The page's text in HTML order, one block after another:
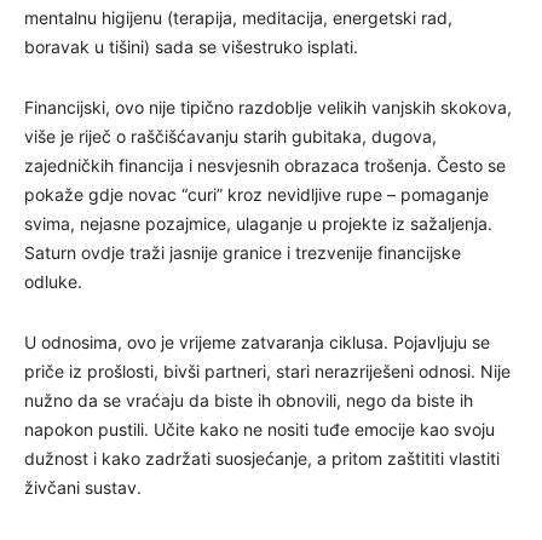
mentalnu higijenu (terapija, meditacija, energetski rad,
boravak u tišini) sada se višestruko isplati.
Financijski, ovo nije tipično razdoblje velikih vanjskih skokova,
više je riječ o raščišćavanju starih gubitaka, dugova,
zajedničkih financija i nesvjesnih obrazaca trošenja. Često se
pokaže gdje novac “curi” kroz nevidljive rupe – pomaganje
svima, nejasne pozajmice, ulaganje u projekte iz sažaljenja.
Saturn ovdje traži jasnije granice i trezvenije financijske
odluke.
U odnosima, ovo je vrijeme zatvaranja ciklusa. Pojavljuju se
priče iz prošlosti, bivši partneri, stari nerazriješeni odnosi. Nije
nužno da se vraćaju da biste ih obnovili, nego da biste ih
napokon pustili. Učite kako ne nositi tuđe emocije kao svoju
dužnost i kako zadržati suosjećanje, a pritom zaštititi vlastiti
živčani sustav.